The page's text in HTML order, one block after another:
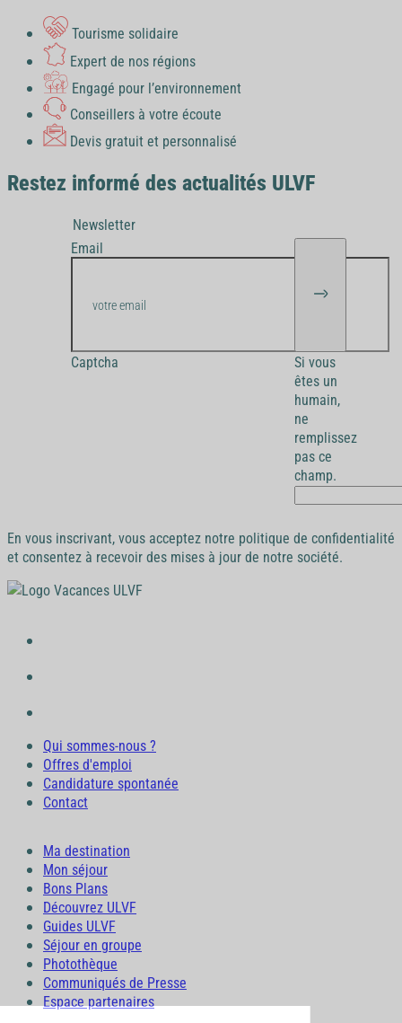
Tourisme solidaire
Expert de nos régions
Engagé pour l’environnement
Conseillers à votre écoute
Devis gratuit et personnalisé
Restez informé des actualités ULVF
Newsletter
Email
Captcha
Si vous
êtes un
humain,
ne
remplissez
pas ce
champ.
En vous inscrivant, vous acceptez notre politique de confidentialité
et consentez à recevoir des mises à jour de notre société.
Qui sommes-nous ?
Offres d'emploi
Candidature spontanée
Contact
Ma destination
Mon séjour
Bons Plans
Découvrez ULVF
Guides ULVF
Séjour en groupe
Photothèque
Communiqués de Presse
Espace partenaires